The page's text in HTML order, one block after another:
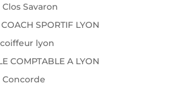
Savaron
SPORTIF LYON
lyon
COMPTABLE A LYON